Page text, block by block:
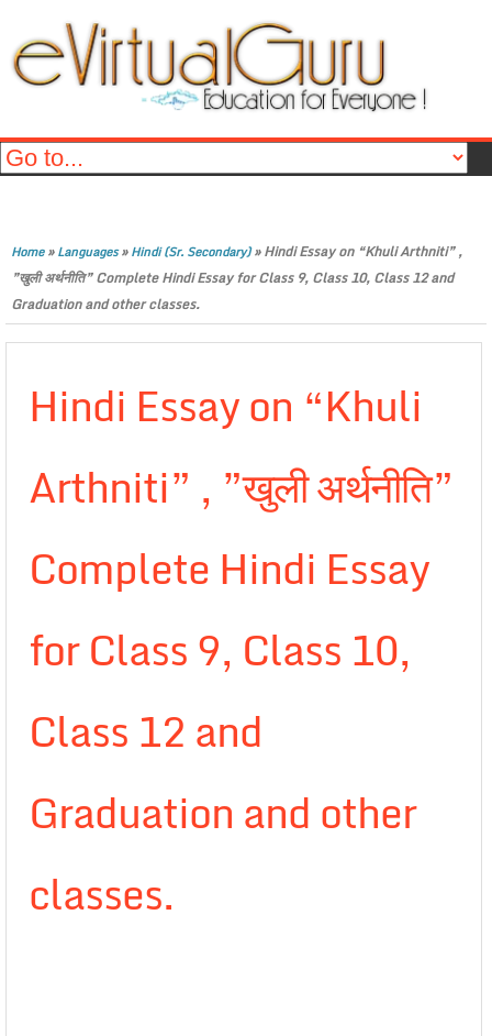
Home»Languages»Hindi (Sr. Secondary)»Hindi Essay on “Khuli Arthniti” ,
”खुली अर्थनीति” Complete Hindi Essay for Class 9, Class 10, Class 12 and
Graduation and other classes.
Hindi Essay on “Khuli
Arthniti” , ”खुली अर्थनीति”
Complete Hindi Essay
for Class 9, Class 10,
Class 12 and
Graduation and other
classes.